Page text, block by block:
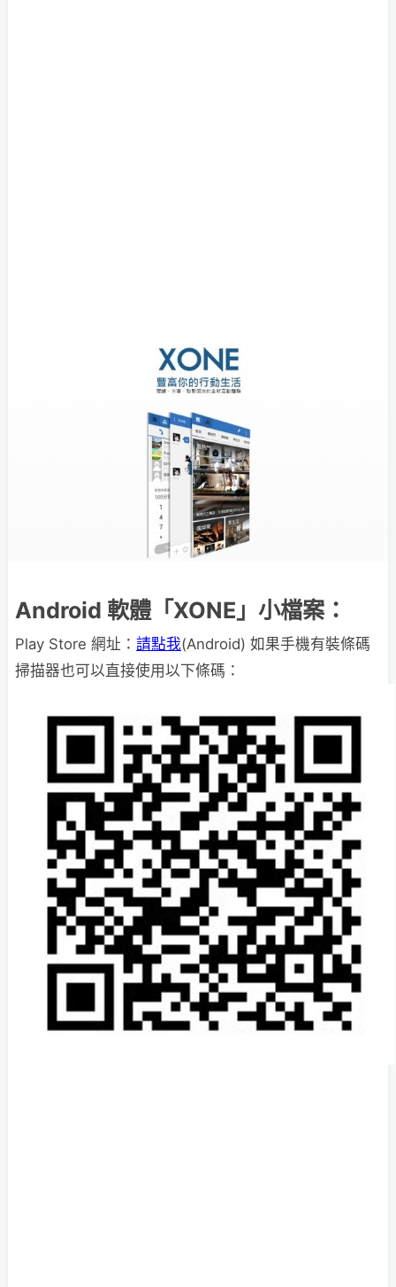
Android 軟體「XONE」小檔案：
Play Store 網址： 請點我(Android) 如果手機有裝條碼
掃描器也可以直接使用以下條碼：